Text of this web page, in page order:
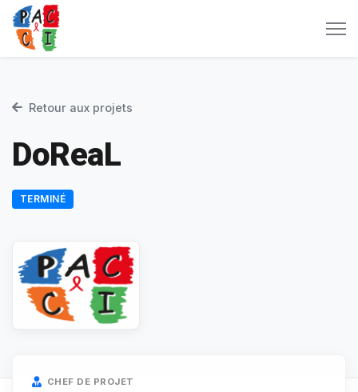
Retour aux projets
DoReaL
TERMINÉ
CHEF DE PROJET